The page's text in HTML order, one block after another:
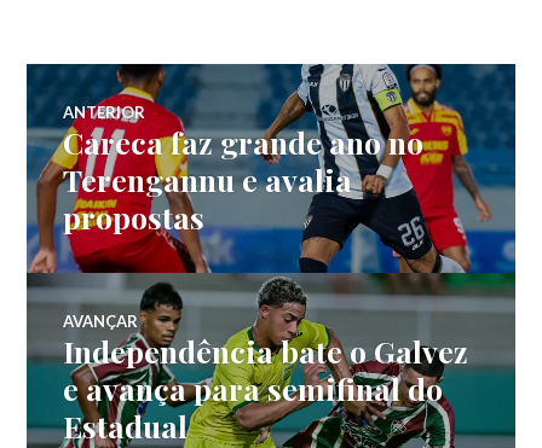
ANTERIOR
Careca faz grande ano no
Terengannu e avalia
propostas
AVANÇAR
Independência bate o Galvez
e avança para semifinal do
Estadual